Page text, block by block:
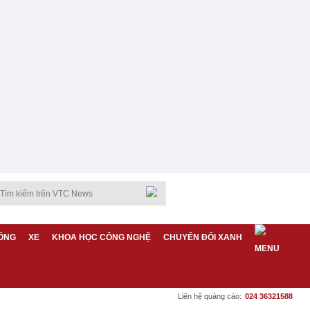
XE KHOA HỌC CÔNG NGHỆ CHUYỂN ĐỔI XANH
Liên hệ quảng cáo: 024 36321588